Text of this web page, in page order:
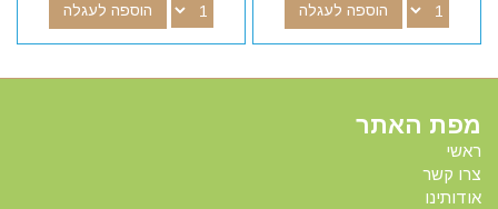
הוספה לעגלה הוספה לעגלה
מפת האתר
ראשי
צרו קשר
אודותינו